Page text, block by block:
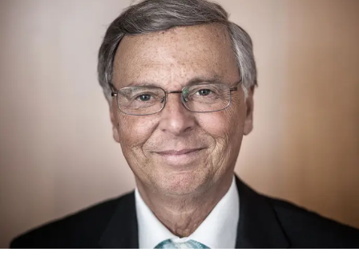
erscheint, diese in der Martini-Klinik durchführen zu lassen.